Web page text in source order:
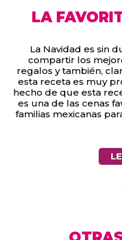
LA
La Navidad es sin
compartir los
regalos y también,
esta receta es muy
hecho de que esta
es una de las cenas
familias mexicanas